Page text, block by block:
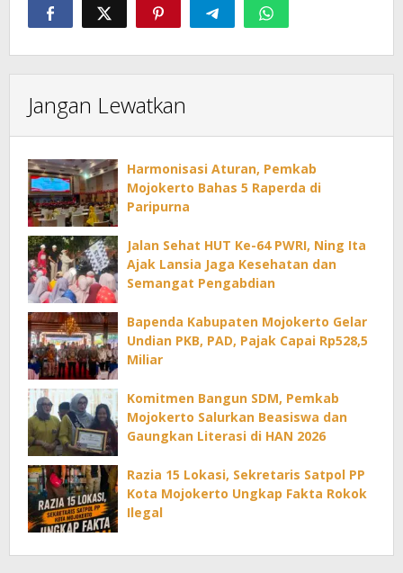
Jangan Lewatkan
Harmonisasi Aturan, Pemkab
Mojokerto Bahas 5 Raperda di
Paripurna
Jalan Sehat HUT Ke-64 PWRI, Ning Ita
Ajak Lansia Jaga Kesehatan dan
Semangat Pengabdian
Bapenda Kabupaten Mojokerto Gelar
Undian PKB, PAD, Pajak Capai Rp528,5
Miliar
Komitmen Bangun SDM, Pemkab
Mojokerto Salurkan Beasiswa dan
Gaungkan Literasi di HAN 2026
Razia 15 Lokasi, Sekretaris Satpol PP
Kota Mojokerto Ungkap Fakta Rokok
Ilegal